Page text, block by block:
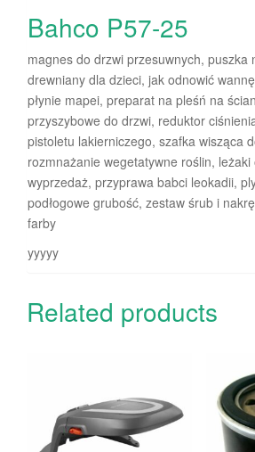
Bahco P57-25
magnes do drzwi przesuwnych, puszka
drewniany dla dzieci, jak odnowić
płynie mapei, preparat na pleśń na
przyszybowe do drzwi, reduktor
pistoletu lakierniczego, szafka wisząca
rozmnażanie wegetatywne roślin, leżaki
wyprzedaż, przyprawa babci leokadii,
podłogowe grubość, zestaw śrub i
farby
yyyyy
Related products